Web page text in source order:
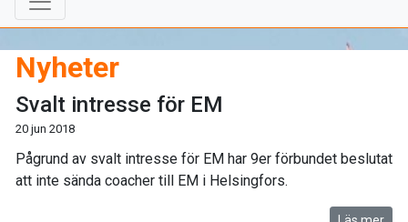
Nyheter
Svalt intresse för EM
20 jun 2018
Pågrund av svalt intresse för EM har 9er förbundet beslutat
att inte sända coacher till EM i Helsingfors.